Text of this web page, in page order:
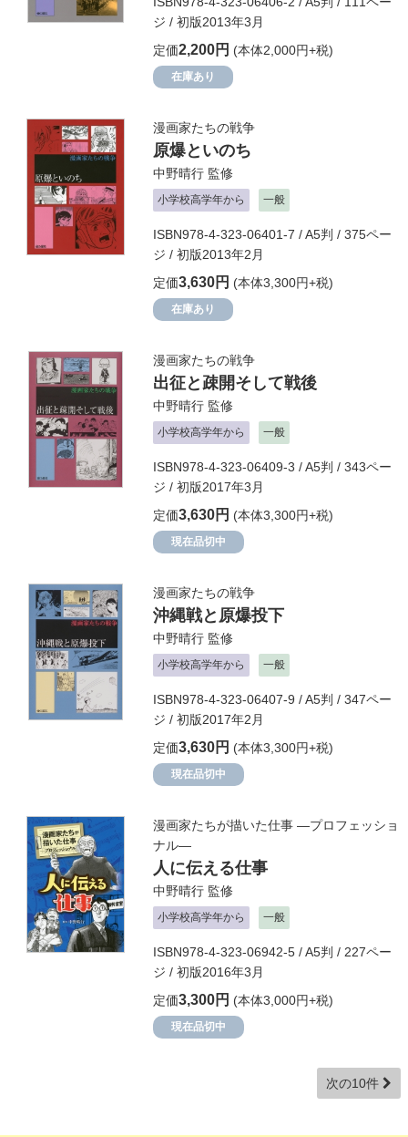
ジ / 初版2013年3月
定価2,200円 (本体2,000円+税)
在庫あり
漫画家たちの戦争
原爆といのち
中野晴行 監修
小学校高学年から 一般
ISBN978-4-323-06401-7 / A5判 / 375ペー
ジ / 初版2013年2月
定価3,630円 (本体3,300円+税)
在庫あり
漫画家たちの戦争
出征と疎開そして戦後
中野晴行 監修
小学校高学年から 一般
ISBN978-4-323-06409-3 / A5判 / 343ペー
ジ / 初版2017年3月
定価3,630円 (本体3,300円+税)
現在品切中
漫画家たちの戦争
沖縄戦と原爆投下
中野晴行 監修
小学校高学年から 一般
ISBN978-4-323-06407-9 / A5判 / 347ペー
ジ / 初版2017年2月
定価3,630円 (本体3,300円+税)
現在品切中
漫画家たちが描いた仕事 ―プロフェッショ
ナル―
人に伝える仕事
中野晴行 監修
小学校高学年から 一般
ISBN978-4-323-06942-5 / A5判 / 227ペー
ジ / 初版2016年3月
定価3,300円 (本体3,000円+税)
現在品切中
次の10件